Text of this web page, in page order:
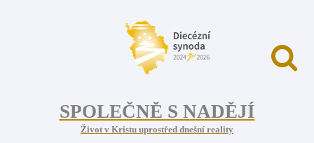
SPOLEČNĚ S NADĚJÍ
Život v Kristu uprostřed dnešní reality